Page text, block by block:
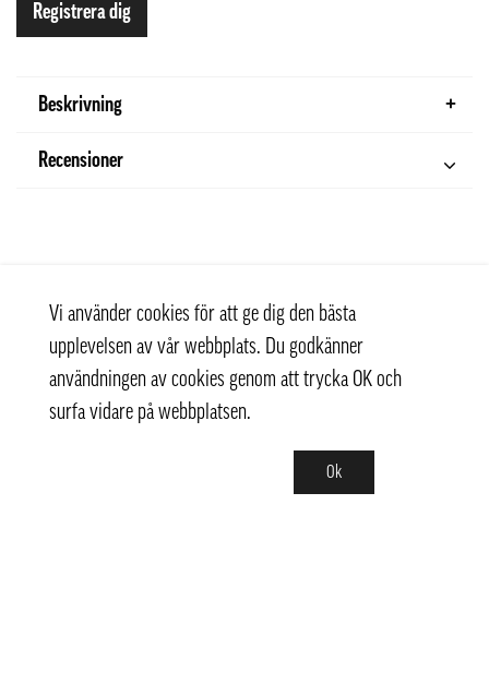
Registrera dig
Beskrivning
Recensioner
Vi använder cookies för att ge dig den bästa
upplevelsen av vår webbplats. Du godkänner
användningen av cookies genom att trycka OK och
surfa vidare på webbplatsen.
Ok